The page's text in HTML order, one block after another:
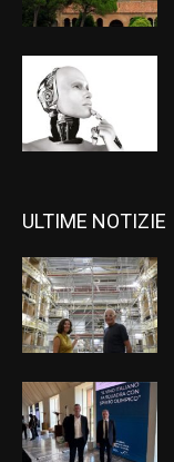
ULTIME NOTIZIE